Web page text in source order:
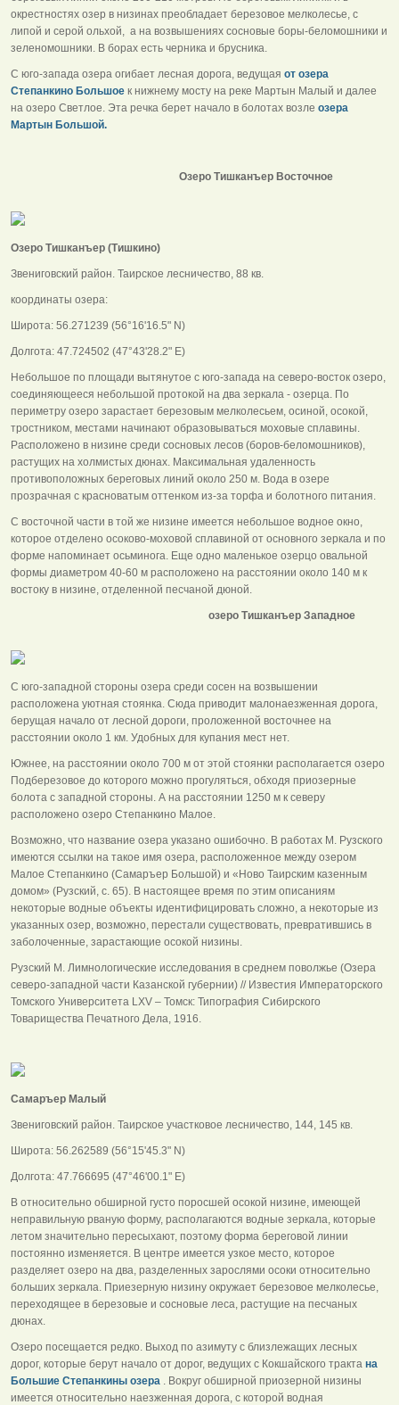
окрестностях озер в низинах преобладает березовое мелколесье, с
липой и серой ольхой, а на возвышениях сосновые боры-беломошники и
зеленомошники. В борах есть черника и брусника.
С юго-запада озера огибает лесная дорога, ведущая от озера
Степанкино Большое к нижнему мосту на реке Мартын Малый и далее
на озеро Светлое. Эта речка берет начало в болотах возле озера
Мартын Большой.
Озеро Тишканъер Восточное
Озеро Тишканъер (Тишкино)
Звениговский район. Таирское лесничество, 88 кв.
координаты озера:
Широта: 56.271239 (56°16'16.5" N)
Долгота: 47.724502 (47°43'28.2" E)
Небольшое по площади вытянутое с юго-запада на северо-восток озеро,
соединяющееся небольшой протокой на два зеркала - озерца. По
периметру озеро зарастает березовым мелколесьем, осиной, осокой,
тростником, местами начинают образовываться моховые сплавины.
Расположено в низине среди сосновых лесов (боров-беломошников),
растущих на холмистых дюнах. Максимальная удаленность
противоположных береговых линий около 250 м. Вода в озере
прозрачная с красноватым оттенком из-за торфа и болотного питания.
С восточной части в той же низине имеется небольшое водное окно,
которое отделено осоково-моховой сплавиной от основного зеркала и по
форме напоминает осьминога. Еще одно маленькое озерцо овальной
формы диаметром 40-60 м расположено на расстоянии около 140 м к
востоку в низине, отделенной песчаной дюной.
озеро Тишканъер Западное
С юго-западной стороны озера среди сосен на возвышении
расположена уютная стоянка. Сюда приводит малонаезженная дорога,
берущая начало от лесной дороги, проложенной восточнее на
расстоянии около 1 км. Удобных для купания мест нет.
Южнее, на расстоянии около 700 м от этой стоянки располагается озеро
Подберезовое до которого можно прогуляться, обходя приозерные
болота с западной стороны. А на расстоянии 1250 м к северу
расположено озеро Степанкино Малое.
Возможно, что название озера указано ошибочно. В работах М. Рузского
имеются ссылки на такое имя озера, расположенное между озером
Малое Степанкино (Самаръер Большой) и «Ново Таирским казенным
домом» (Рузский, с. 65). В настоящее время по этим описаниям
некоторые водные объекты идентифицировать сложно, а некоторые из
указанных озер, возможно, перестали существовать, превратившись в
заболоченные, зарастающие осокой низины.
Рузский М. Лимнологические исследования в среднем поволжье (Озера
северо-западной части Казанской губернии) // Известия Императорского
Томского Университета LХV – Томск: Типография Сибирского
Товарищества Печатного Дела, 1916.
Самаръер Малый
Звениговский район. Таирское участковое лесничество, 144, 145 кв.
Широта: 56.262589 (56°15'45.3" N)
Долгота: 47.766695 (47°46'00.1" E)
В относительно обширной густо поросшей осокой низине, имеющей
неправильную рваную форму, располагаются водные зеркала, которые
летом значительно пересыхают, поэтому форма береговой линии
постоянно изменяется. В центре имеется узкое место, которое
разделяет озеро на два, разделенных зарослями осоки относительно
больших зеркала. Приезерную низину окружает березовое мелколесье,
переходящее в березовые и сосновые леса, растущие на песчаных
дюнах.
Озеро посещается редко. Выход по азимуту с близлежащих лесных
дорог, которые берут начало от дорог, ведущих с Кокшайского тракта на
Большие Степанкины озера . Вокруг обширной приозерной низины
имеется относительно наезженная дорога, с которой водная